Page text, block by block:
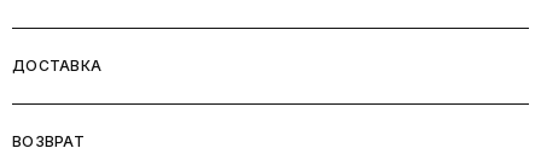
ДОСТАВКА
ВОЗВРАТ